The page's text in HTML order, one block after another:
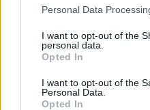
Please note that this
not limited to your visit or
grant or deny consent to
use your data for below
consent section.
Personal Data
I want to opt-out of the
personal data.
Opted In
I want to opt-out of the
Personal Data.
Opted In
bemutatni (többek
június 8.-án jelenik, meg
a címe. Nekem elsőre
többszöri hallgatás után
Placebo- Battle for the